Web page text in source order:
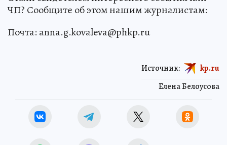
ЧП? Сообщите об этом нашим журналистам:
Почта: anna.g.kovaleva@phkp.ru
Елена Белоусова
Источник: kp.ru